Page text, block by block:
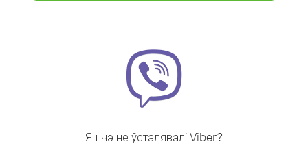
Яшчэ не ўсталявалі Viber?